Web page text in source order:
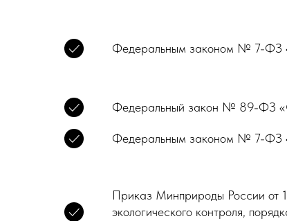
Федеральным законом № 7-ФЗ
Федеральный закон № 89-ФЗ
Федеральным законом № 7-ФЗ
Приказ Минприроды России от
экологического контроля,